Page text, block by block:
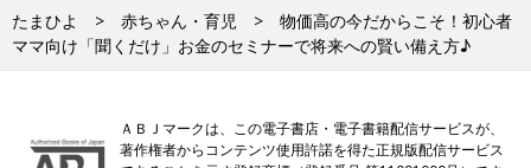
たまひよ 赤ちゃん・育児
物価高の今だからこそ！初心者
ママ向け「聞くだけ」お金のセミナーで将来への賢い備え方♪
ＡＢＪマークは、この電子書店・電子書籍配信サービスが、
著作権者からコンテンツ使用許諾を得た正規版配信サービス